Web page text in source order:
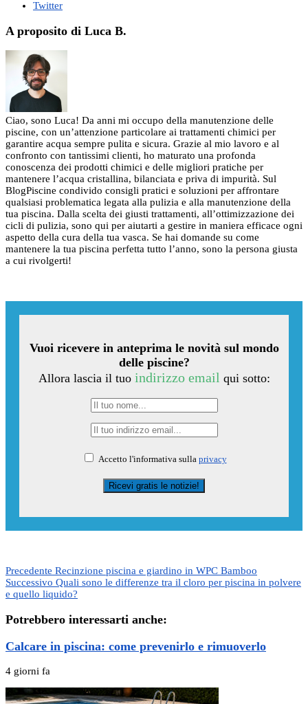
Twitter
A proposito di Luca B.
Ciao, sono Luca! Da anni mi occupo della manutenzione delle
piscine, con un’attenzione particolare ai trattamenti chimici per
garantire acqua sempre pulita e sicura. Grazie al mio lavoro e al
confronto con tantissimi clienti, ho maturato una profonda
conoscenza dei prodotti chimici e delle migliori pratiche per
mantenere l’acqua cristallina, bilanciata e priva di impurità. Sul
BlogPiscine condivido consigli pratici e soluzioni per affrontare
qualsiasi problematica legata alla pulizia e alla manutenzione della
tua piscina. Dalla scelta dei giusti trattamenti, all’ottimizzazione dei
cicli di pulizia, sono qui per aiutarti a gestire in maniera efficace ogni
aspetto della cura della tua vasca. Se hai domande su come
mantenere la tua piscina perfetta tutto l’anno, sono la persona giusta
a cui rivolgerti!
Vuoi ricevere in anteprima le novità sul mondo
delle piscine?
Allora lascia il tuo indirizzo email qui sotto:
Accetto l'informativa sulla privacy
Precedente Recinzione piscina e giardino in WPC Bamboo
Successivo Quali sono le differenze tra il cloro per piscina in polvere
e quello liquido?
Potrebbero interessarti anche:
Calcare in piscina: come prevenirlo e rimuoverlo
4 giorni fa